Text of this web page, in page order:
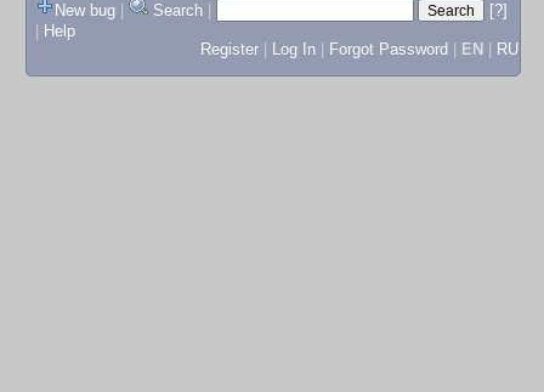
New bug
Search
[?]
Help
Register
Log In Forgot Password EN RU